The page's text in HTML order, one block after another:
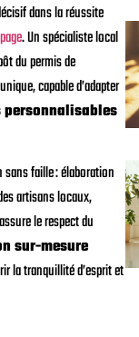
dans la réussite
. Un spécialiste local
du permis de
capable d’adapter
faille : élaboration
artisans locaux,
le respect du
sur-mesure
la tranquillité d’esprit et